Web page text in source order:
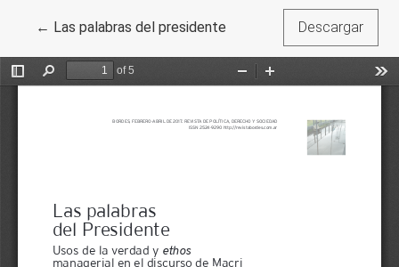
← Volver a los detalles del artículo
Las palabras del presidente Descargar